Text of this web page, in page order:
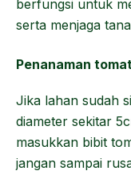
berfungsi untuk
serta menjaga
Penanaman
Jika lahan sudah
diameter sekitar
masukkan bibit
jangan sampai